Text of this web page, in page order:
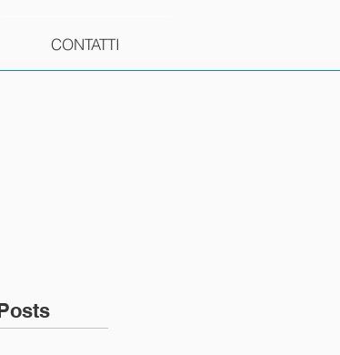
CONTATTI